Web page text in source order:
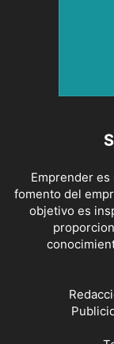
Emprender
fomento del
objetivo es